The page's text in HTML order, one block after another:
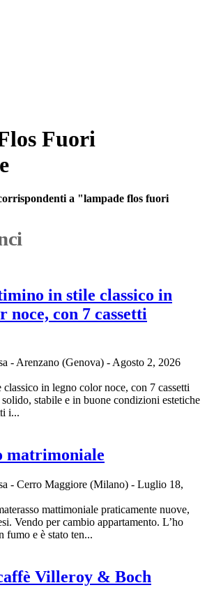
Fuori
a "lampade flos fuori
in stile classico in
noce, con 7 cassetti
- Arenzano (Genova) - Agosto 2, 2026
in legno color noce, con 7 cassetti
stabile e in buone condizioni estetiche
i...
matrimoniale
- Cerro Maggiore (Milano) - Luglio 18,
mattimoniale praticamente nuove,
Vendo per cambio appartamento. L’ho
fumo e è stato ten...
Villeroy & Boch